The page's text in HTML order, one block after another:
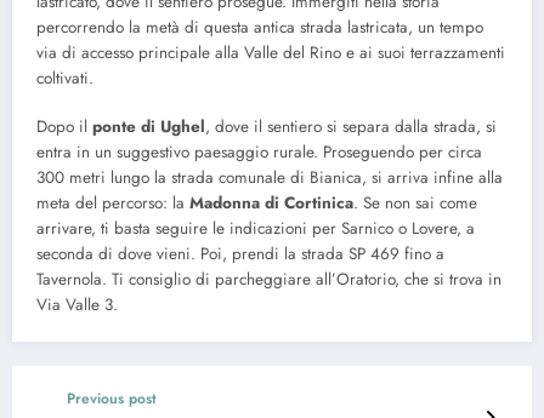
percorrendo la metà di questa antica strada lastricata, un tempo
via di accesso principale alla Valle del Rino e ai suoi terrazzamenti
coltivati.
Dopo il ponte di Ughel, dove il sentiero si separa dalla strada, si
entra in un suggestivo paesaggio rurale. Proseguendo per circa
300 metri lungo la strada comunale di Bianica, si arriva infine alla
meta del percorso: la Madonna di Cortinica. Se non sai come
arrivare, ti basta seguire le indicazioni per Sarnico o Lovere, a
seconda di dove vieni. Poi, prendi la strada SP 469 fino a
Tavernola. Ti consiglio di parcheggiare all’Oratorio, che si trova in
Via Valle 3.
Previous post